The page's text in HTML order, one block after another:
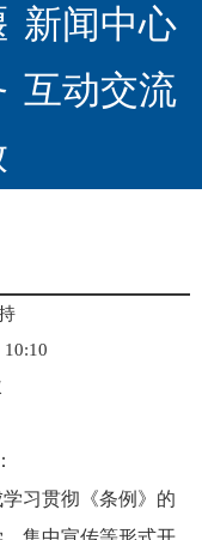
新闻中心
互动交流
习贯彻《条例》的